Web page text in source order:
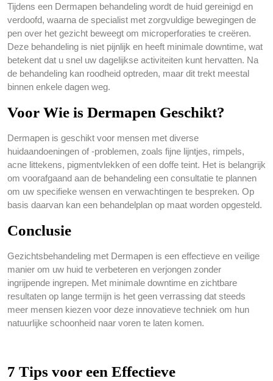
Tijdens een Dermapen behandeling wordt de huid gereinigd en
verdoofd, waarna de specialist met zorgvuldige bewegingen de
pen over het gezicht beweegt om microperforaties te creëren.
Deze behandeling is niet pijnlijk en heeft minimale downtime, wat
betekent dat u snel uw dagelijkse activiteiten kunt hervatten. Na
de behandeling kan roodheid optreden, maar dit trekt meestal
binnen enkele dagen weg.
Voor Wie is Dermapen Geschikt?
Dermapen is geschikt voor mensen met diverse
huidaandoeningen of -problemen, zoals fijne lijntjes, rimpels,
acne littekens, pigmentvlekken of een doffe teint. Het is belangrijk
om voorafgaand aan de behandeling een consultatie te plannen
om uw specifieke wensen en verwachtingen te bespreken. Op
basis daarvan kan een behandelplan op maat worden opgesteld.
Conclusie
Gezichtsbehandeling met Dermapen is een effectieve en veilige
manier om uw huid te verbeteren en verjongen zonder
ingrijpende ingrepen. Met minimale downtime en zichtbare
resultaten op lange termijn is het geen verrassing dat steeds
meer mensen kiezen voor deze innovatieve techniek om hun
natuurlijke schoonheid naar voren te laten komen.
7 Tips voor een Effectieve